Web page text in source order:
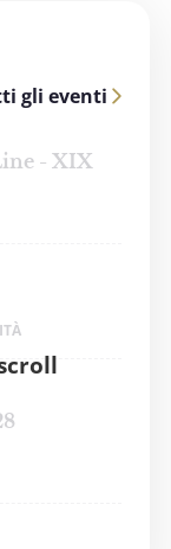
gli eventi
- XIX